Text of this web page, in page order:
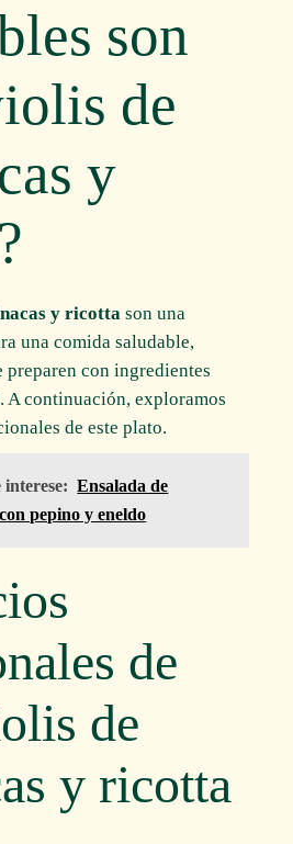
son
de
y
y ricotta son una
una comida saludable,
preparen con ingredientes
A continuación, exploramos
de este plato.
interese: Ensalada de
pepino y eneldo
de
de
y ricotta